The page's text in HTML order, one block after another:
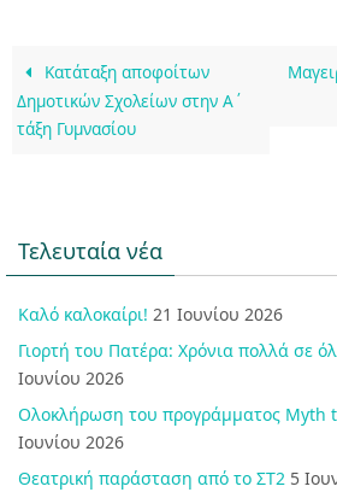
Κατάταξη αποφοίτων
Δημοτικών Σχολείων στην Α΄
τάξη Γυμνασίου
Τελευταία νέα
Καλό καλοκαίρι! 21 Ιουνίου 2026
Γιορτή του Πατέρα: Χρόνια πολλά σε
Ιουνίου 2026
Ολοκλήρωση του προγράμματος Myth
Ιουνίου 2026
Θεατρική παράσταση από το ΣΤ2 5